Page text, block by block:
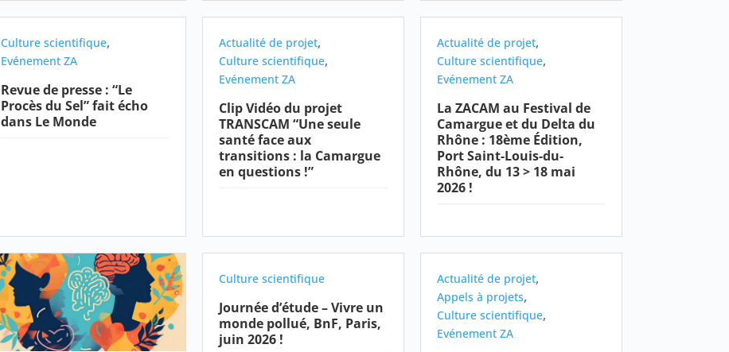
Culture scientifique,
Evénement ZA
Revue de presse : “Le
Procès du Sel” fait écho
dans Le Monde
Actualité de projet,
Culture scientifique,
Evénement ZA
Clip Vidéo du projet
TRANSCAM “Une seule
santé face aux
transitions : la Camargue
en questions !”
Actualité de projet,
Culture scientifique,
Evénement ZA
La ZACAM au Festival de
Camargue et du Delta du
Rhône : 18ème Édition,
Port Saint-Louis-du-
Rhône, du 13 > 18 mai
2026 !
Culture scientifique
Journée d’étude – Vivre un
monde pollué, BnF, Paris,
juin 2026 !
Actualité de projet,
Appels à projets,
Culture scientifique,
Evénement ZA